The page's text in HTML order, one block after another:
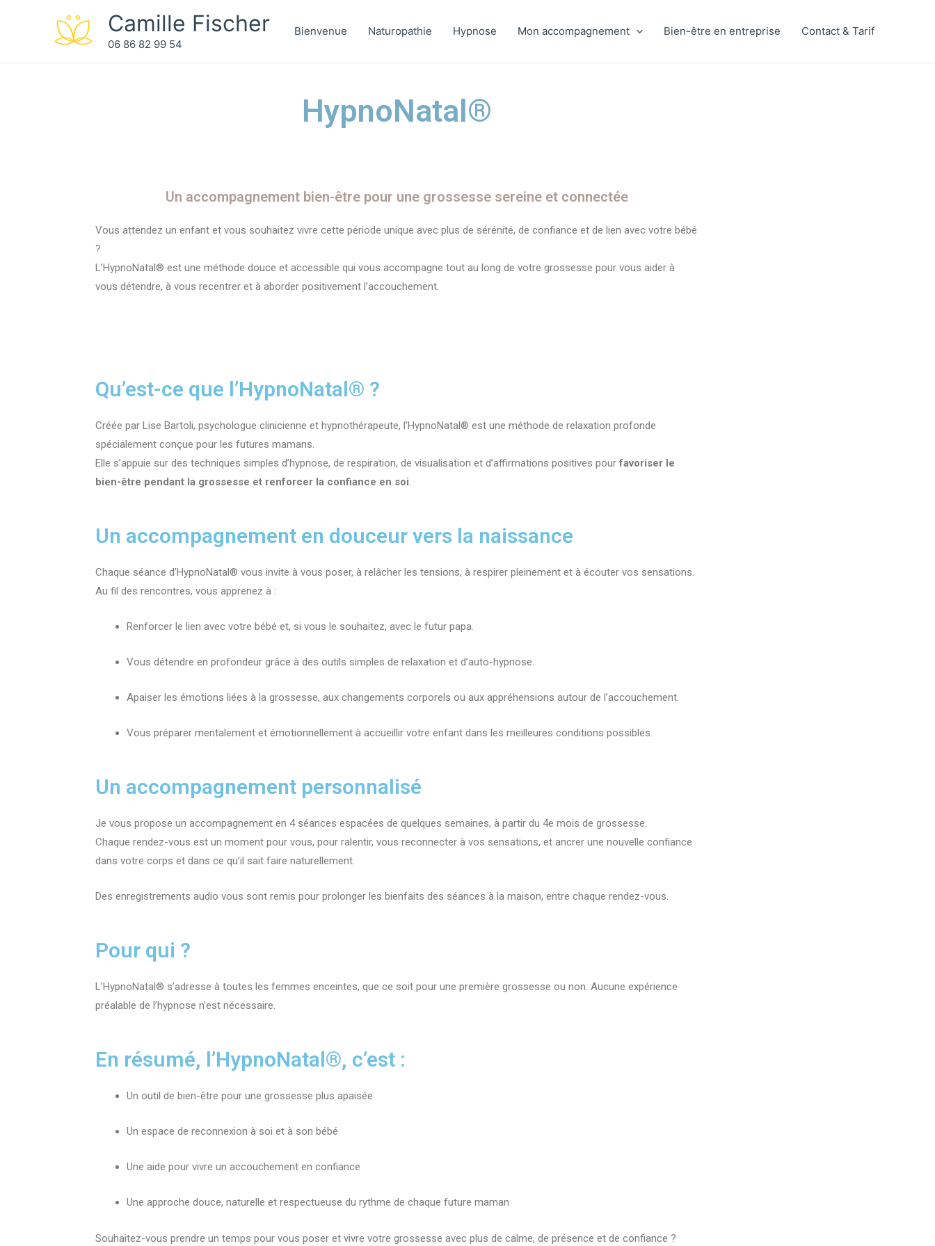
Camille Fischer
06 86 82 99 54
Bienvenue Naturopathie Hypnose Mon accompagnement Bien-être en entreprise Contact & Tarif
HypnoNatal®
Un accompagnement bien-être pour une grossesse sereine et connectée
Vous attendez un enfant et vous souhaitez vivre cette période unique avec plus de sérénité, de confiance et de lien avec votre bébé
?
L’HypnoNatal® est une méthode douce et accessible qui vous accompagne tout au long de votre grossesse pour vous aider à
vous détendre, à vous recentrer et à aborder positivement l’accouchement.
Qu’est-ce que l’HypnoNatal® ?
Créée par Lise Bartoli, psychologue clinicienne et hypnothérapeute, l’HypnoNatal® est une méthode de relaxation profonde
spécialement conçue pour les futures mamans.
Elle s’appuie sur des techniques simples d’hypnose, de respiration, de visualisation et d’affirmations positives pourfavoriser le
bien-être pendant la grossesse et renforcer la confiance en soi.
Un accompagnement en douceur vers la naissance
Chaque séance d’HypnoNatal® vous invite à vous poser, à relâcher les tensions, à respirer pleinement et à écouter vos sensations.
Au fil des rencontres, vous apprenez à :
Renforcer le lien avec votre bébé et, si vous le souhaitez, avec le futur papa.
Vous détendre en profondeur grâce à des outils simples de relaxation et d’auto-hypnose.
Apaiser les émotions liées à la grossesse, aux changements corporels ou aux appréhensions autour de l’accouchement.
Vous préparer mentalement et émotionnellement à accueillir votre enfant dans les meilleures conditions possibles.
Un accompagnement personnalisé
Je vous propose un accompagnement en 4 séances espacées de quelques semaines, à partir du 4e mois de grossesse.
Chaque rendez-vous est un moment pour vous, pour ralentir, vous reconnecter à vos sensations, et ancrer une nouvelle confiance
dans votre corps et dans ce qu’il sait faire naturellement.
Des enregistrements audio vous sont remis pour prolonger les bienfaits des séances à la maison, entre chaque rendez-vous.
Pour qui ?
L’HypnoNatal® s’adresse à toutes les femmes enceintes, que ce soit pour une première grossesse ou non. Aucune expérience
préalable de l’hypnose n’est nécessaire.
En résumé, l’HypnoNatal®, c’est :
Un outil de bien-être pour une grossesse plus apaisée
Un espace de reconnexion à soi et à son bébé
Une aide pour vivre un accouchement en confiance
Une approche douce, naturelle et respectueuse du rythme de chaque future maman
Souhaitez-vous prendre un temps pour vous poser et vivre votre grossesse avec plus de calme, de présence et de confiance ?